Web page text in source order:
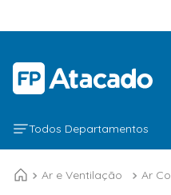
Todos Departamentos
Ar e Ventilação Ar